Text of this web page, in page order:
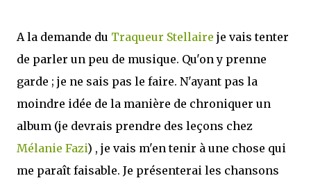
A la demande du Traqueur Stellaire je vais tenter
de parler un peu de musique. Qu'on y prenne
garde ; je ne sais pas le faire. N'ayant pas la
moindre idée de la manière de chroniquer un
album (je devrais prendre des leçons chez
Mélanie Fazi) , je vais m'en tenir à une chose qui
me paraît faisable. Je présenterai les chansons